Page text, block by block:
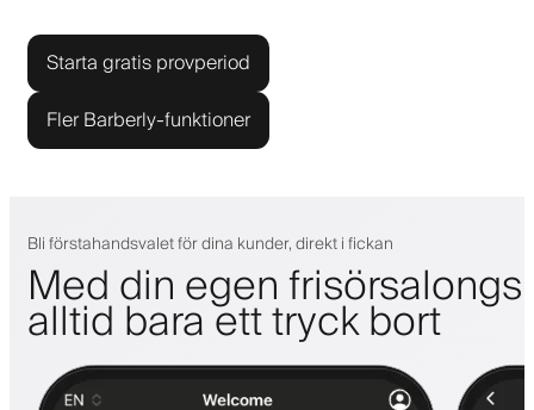
Starta gratis provperiod
Fler Barberly-funktioner
Bli förstahandsvalet för dina kunder, direkt i fickan
Med din egen
alltid bara ett tryck bort